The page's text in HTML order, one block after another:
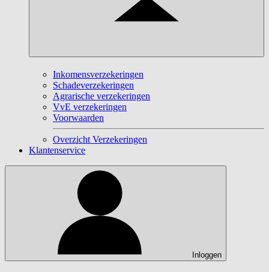
Inkomensverzekeringen
Schadeverzekeringen
Agrarische verzekeringen
VvE verzekeringen
Voorwaarden
Overzicht Verzekeringen
Klantenservice
Inloggen